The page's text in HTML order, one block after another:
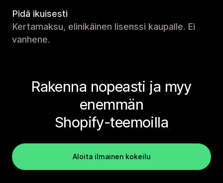
Pidä ikuisesti
Kertamaksu, elinikäinen lisenssi kaupalle. Ei
vanhene.
Rakenna nopeasti ja myy
enemmän
Shopify-teemoilla
Aloita ilmainen kokeilu